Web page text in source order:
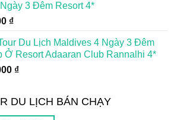
3 Đêm Resort 4*
₫
Du Lịch Maldives 4 Ngày 3 Đêm
Ở Resort Adaaran Club Rannalhi 4*
₫
DU LỊCH BÁN CHẠY